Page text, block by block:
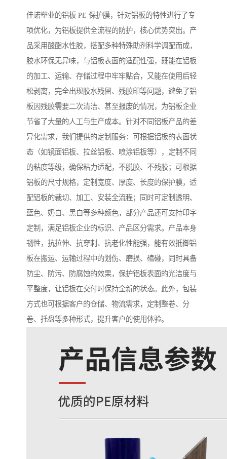
佳诺塑业的铝板 PE 保护膜，针对铝板的特性进行了专
项优化，为铝板提供全流程的防护，核心优势突出。产
品采用酸酯水性胶，搭配多种特殊助剂科学调配而成，
胶水环保无异味，与铝板表面的适配性强，既能在铝板
的加工、运输、存储过程中牢牢贴合，又能在使用后轻
松剥离，完全出现胶水残留、残胶印等问题，避免了铝
板因残胶需要二次清洁、甚至报废的情况，为铝板企业
节省了大量的人工与生产成本。针对不同铝板产品的差
异化需求，我们提供的定制服务：可根据铝板的表面状
态（如镜面铝板、拉丝铝板、喷涂铝板等），定制不同
的粘度等级，确保粘力适配，不脱胶、不残胶；可根据
铝板的尺寸规格，定制宽度、厚度、长度的保护膜，适
配铝板的裁切、加工、安装全流程；同时可定制透明、
蓝色、奶白、黑白等多种颜色，部分产品还可支持印字
定制，满足铝板企业的标识、产品区分需求。产品本身
韧性，抗拉伸、抗穿刺、抗老化性能强，能有效抵御铝
板在搬运、运输过程中的划伤、磨损、磕碰，同时具备
防尘、防污、防腐蚀的效果，保护铝板表面的光洁度与
平整度，让铝板在交付时保持全新的状态。此外，包装
方式也可根据客户的仓储、物流需求，定制整卷、分
卷、托盘等多种形式，提升客户的使用体验。